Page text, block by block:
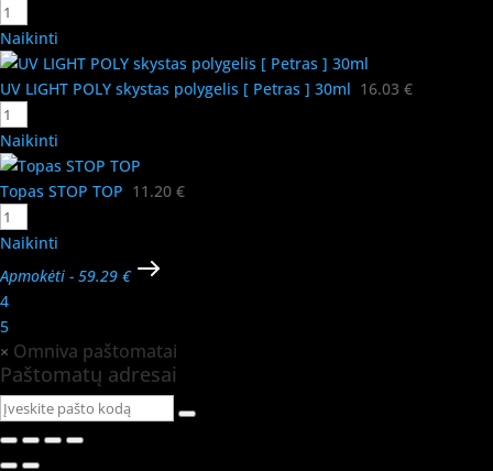
Naikinti
UV LIGHT POLY skystas polygelis [ Petras ] 30ml 16.03 €
Naikinti
Topas STOP TOP 11.20 €
Naikinti
Apmokėti - 59.29 €
4
5
× Omniva paštomatai
Paštomatų adresai